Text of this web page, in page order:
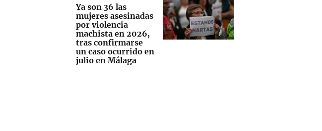
Ya son 36 las
mujeres asesinadas
por violencia
machista en 2026,
tras confirmarse
un caso ocurrido en
julio en Málaga